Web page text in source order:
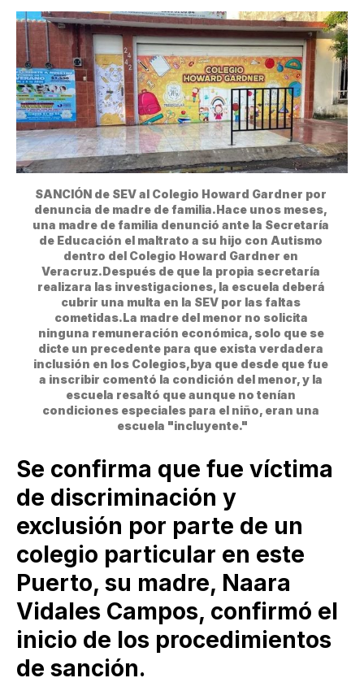
SANCIÓN de SEV al Colegio Howard Gardner por
denuncia de madre de familia.Hace unos meses,
una madre de familia denunció ante la Secretaría
de Educación el maltrato a su hijo con Autismo
dentro del Colegio Howard Gardner en
Veracruz.Después de que la propia secretaría
realizara las investigaciones, la escuela deberá
cubrir una multa en la SEV por las faltas
cometidas.La madre del menor no solicita
ninguna remuneración económica, solo que se
dicte un precedente para que exista verdadera
inclusión en los Colegios,bya que desde que fue
a inscribir comentó la condición del menor, y la
escuela resaltó que aunque no tenían
condiciones especiales para el niño, eran una
escuela "incluyente."
Se confirma que fue víctima
de discriminación y
exclusión por parte de un
colegio particular en este
Puerto, su madre, Naara
Vidales Campos, confirmó el
inicio de los procedimientos
de sanción.